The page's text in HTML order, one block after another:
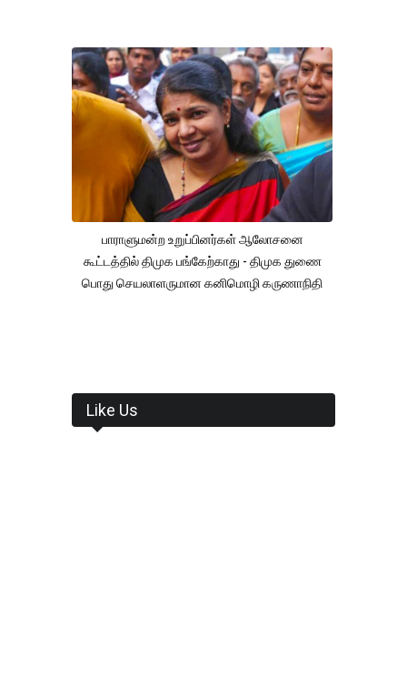
பாராளுமன்ற உறுப்பினர்கள் ஆலோசனை
கூட்டத்தில் திமுக பங்கேற்காது - திமுக துணை
பொது செயலாளருமான கனிமொழி கருணாநிதி
Like Us